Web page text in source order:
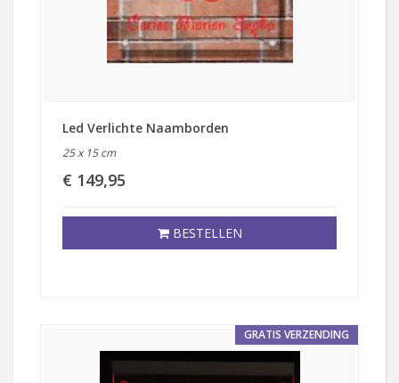
Led Verlichte Naamborden
25 x 15 cm
€ 149,95
BESTELLEN
GRATIS VERZENDING